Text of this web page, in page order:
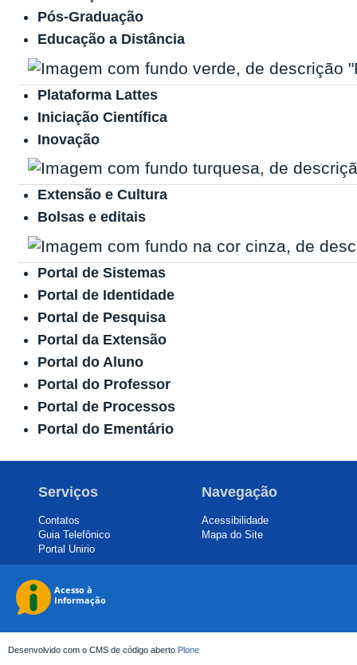
Pós-Graduação
Educação a Distância
Plataforma Lattes
Iniciação Científica
Inovação
Extensão e Cultura
Bolsas e editais
Portal de Sistemas
Portal de Identidade
Portal de Pesquisa
Portal da Extensão
Portal do Aluno
Portal do Professor
Portal de Processos
Portal do Ementário
Serviços
Contatos
Guia Telefônico
Portal Unirio
Navegação
Acessibilidade
Mapa do Site
Desenvolvido com o CMS de código aberto Plone